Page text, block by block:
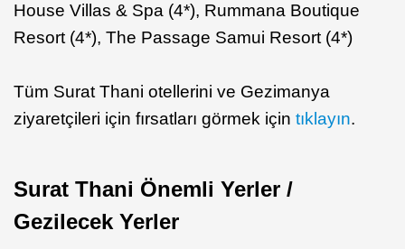
House Villas & Spa (4*), Rummana Boutique
Resort (4*), The Passage Samui Resort (4*)
Tüm Surat Thani otellerini ve Gezimanya
ziyaretçileri için fırsatları görmek için tıklayın.
Surat Thani Önemli Yerler /
Gezilecek Yerler